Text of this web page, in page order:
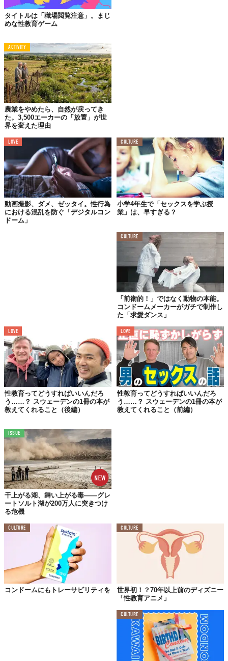
この世界は、もっと広いはずだ。
タイトルは「職場閲覧注意」。まじ
めな性教育ゲーム
ACTIVITY
農業をやめたら、自然が戻ってき
た。3,500エーカーの「放置」が世
界を変えた理由
LOVE
動画撮影、ダメ、ゼッタイ。性行為
における混乱を防ぐ「デジタルコン
ドーム」
CULTURE
小学4年生で「セックスを学ぶ授
業」は、早すぎる？
CULTURE
「前衛的！」ではなく動物の本能。
コンドームメーカーがガチで制作し
た「求愛ダンス」
LOVE
性教育ってどうすればいいんだろ
う……？ スウェーデンの1冊の本が
教えてくれること（後編）
LOVE
性教育ってどうすればいいんだろ
う……？ スウェーデンの1冊の本が
教えてくれること（前編）
ISSUE
干上がる湖、舞い上がる毒——グレ
ートソルト湖が200万人に突きつけ
る危機
CULTURE
コンドームにもトレーサビリティを
CULTURE
世界初！？70年以上前のディズニー
「性教育アニメ」
CULTURE